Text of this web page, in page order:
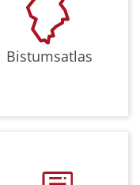
Bistumsatlas